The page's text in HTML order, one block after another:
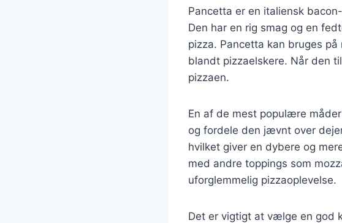
Pancetta er en italiensk
Den har en rig smag og en
pizza. Pancetta kan bruges
blandt pizzaelskere. Når den
pizzaen.
En af de mest populære
og fordele den jævnt over
hvilket giver en dybere og
med andre toppings som
uforglemmelig pizzaoplevelse.
Det er vigtigt at vælge en god